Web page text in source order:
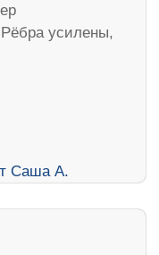
Рёбра усилены,